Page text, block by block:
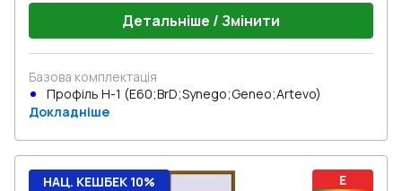
Детальніше / Змінити
Базова комплектація
Профіль Н-1 (E60;BrD;Synego;Geneo;Artevo)
Докладніше
E
НАЦ. КЕШБЕК 10%